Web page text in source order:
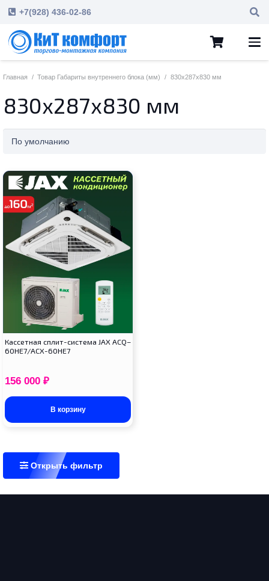
+7(928) 436-02-86
Главная / Товар Габариты внутреннего блока (мм) / 830х287х830 мм
830х287х830 мм
Кассетная сплит-система JAX ACQ–
60HE7/ACX-60HE7
156 000 ₽
В корзину
Открыть фильтр